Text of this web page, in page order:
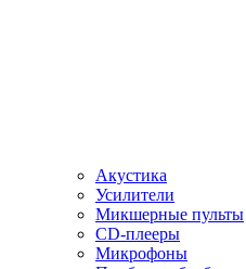
Акустика
Усилители
Микшерные пульты
CD-плееры
Микрофоны